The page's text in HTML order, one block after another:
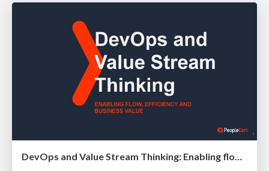
DevOps and Value Stream Thinking: Enabling flow, efficiency and business value